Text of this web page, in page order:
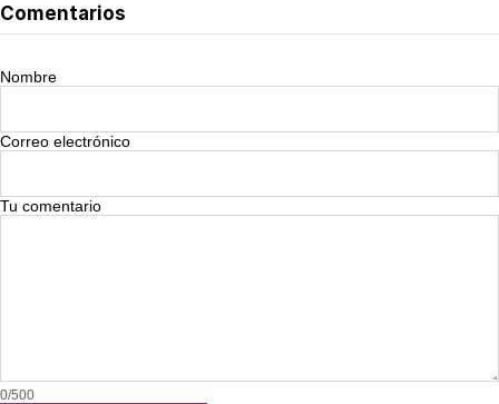
Comentarios
Nombre
Correo electrónico
Tu comentario
0/500